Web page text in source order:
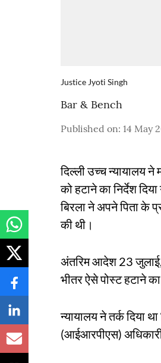
Justice Jyoti Singh
Bar & Bench
Published on: 14 May
दिल्ली उच्च न्यायालय
को हटाने का निर्देश
बिरला ने अपने पिता के
की थी।
अंतरिम आदेश 23 जुलाई,
भीतर ऐसे पोस्ट हटाने का
न्यायालय ने तर्क दिया
(आईआरपीएस)